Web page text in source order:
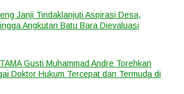
Janji Tindaklanjuti Aspirasi Desa,
Angkutan Batu Bara Dievaluasi
Gusti Muhammad Andre Torehkan
Doktor Hukum Tercepat dan Termuda di